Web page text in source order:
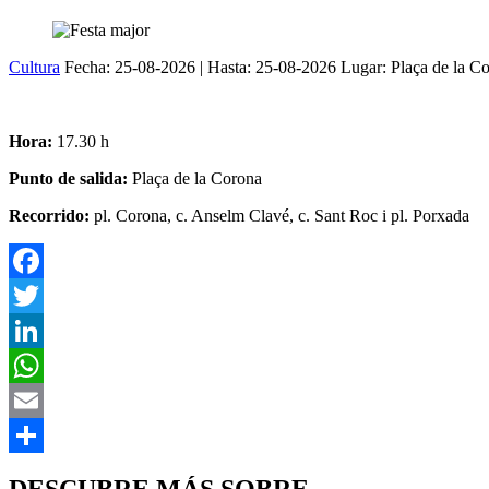
Cultura Fecha: 25-08-2026 | Hasta: 25-08-2026 Lugar: Plaça de la
Hora: 17.30 h
Punto de salida: Plaça de la Corona
Recorrido: pl. Corona, c. Anselm Clavé, c. Sant Roc i pl. Porxada